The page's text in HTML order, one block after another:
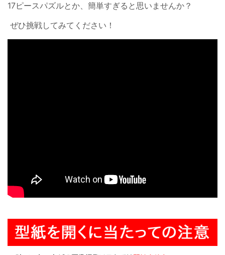
17ピースパズルとか、簡単すぎると思いませんか？
ぜひ挑戦してみてください！